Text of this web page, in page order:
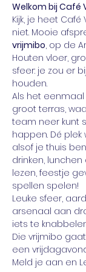
Welkom bij Café
Kijk, je heet
niet. Mooie
vrijmibo, op de
Houten vloer,
sfeer: je zou er
houden.
Als het
groot terras,
team neer kunt
happen. Dé
alsof je thuis
drinken,
lezen, feestje
spellen spelen!
Leuke sfeer,
arsenaal aan
iets te
Die vrijmibo
een
Meld je aan en